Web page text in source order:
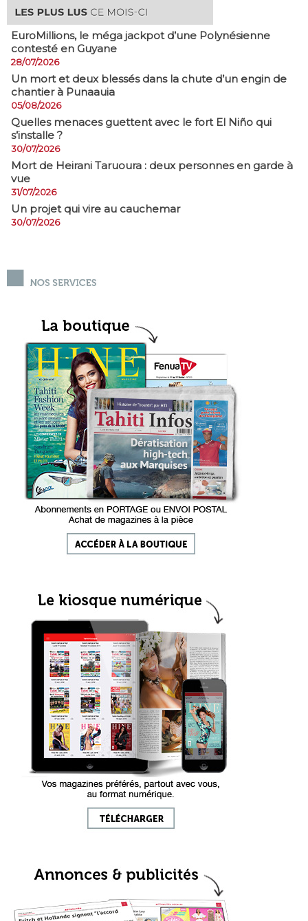
EuroMillions, ​le méga jackpot d’une Polynésienne
contesté en Guyane
28/07/2026
​Un mort et deux blessés dans la chute d’un engin de
chantier à Punaauia
05/08/2026
Quelles menaces guettent avec le fort El Niño qui
s’installe ?
30/07/2026
Mort de Heirani Taruoura : deux personnes en garde à
vue
31/07/2026
Un projet qui vire au cauchemar
30/07/2026